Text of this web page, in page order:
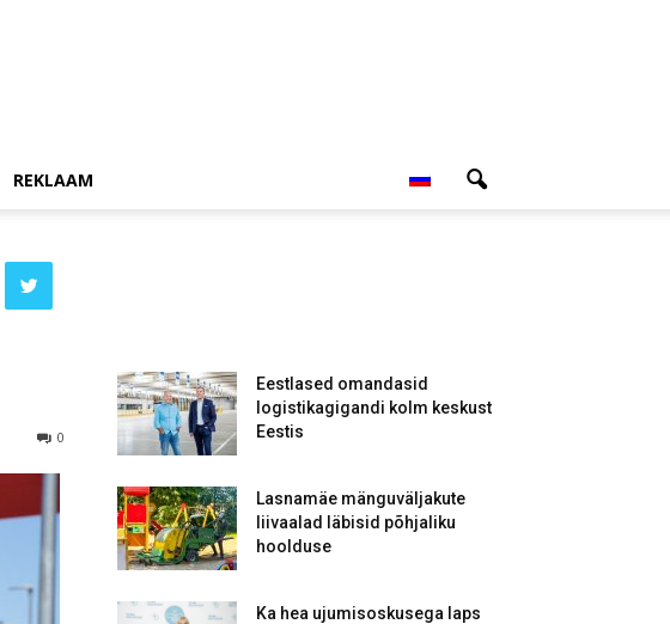
REKLAAM
0
Eestlased omandasid
logistikagigandi kolm keskust
Eestis
Lasnamäe mänguväljakute
liivaalad läbisid põhjaliku
hoolduse
Ka hea ujumisoskusega laps